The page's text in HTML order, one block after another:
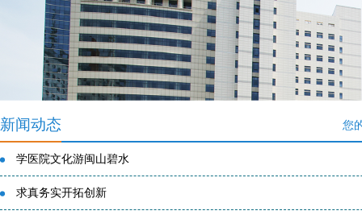
新闻动态 您
学医院文化游闽山碧水
求真务实开拓创新